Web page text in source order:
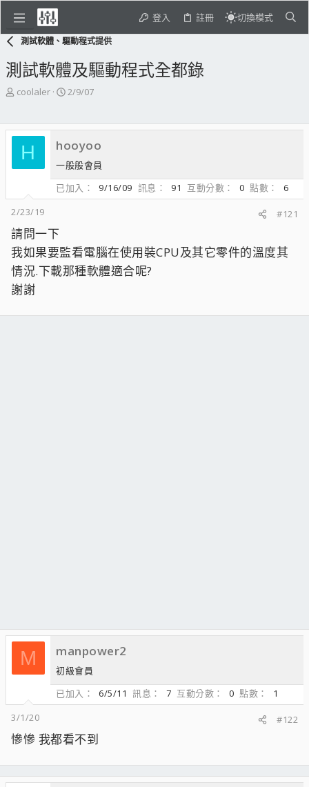
登入 註冊 切換模式
測試軟體、驅動程式提供
測試軟體及驅動程式全都錄
主
起
人
coolaler
開
期
2/9/07
H hooyoo
一般般會員
已加入
9/16/09 訊息 91 互動分數 0 點數
6
2/23/19
#121
請問一下
我如果要監看電腦在使用裝CPU及其它零件的溫度其
情況.下載那種軟體適合呢?
謝謝
M manpower2
初級會員
已加入
6/5/11 訊息 7 互動分數 0 點數
1
3/1/20
#122
慘慘 我都看不到